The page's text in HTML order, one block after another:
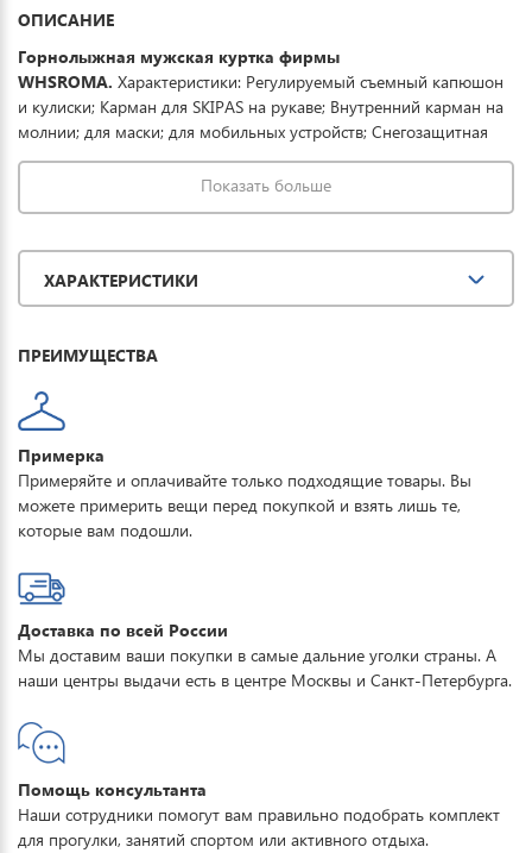
ОПИСАНИЕ
Горнолыжная мужская куртка фирмы
WHSROMA. Характеристики: Регулируемый съемный капюшон
и кулиски; Карман для SKIPAS на рукаве; Внутренний карман на
молнии; для маски; для мобильных устройств; Снегозащитная
юбка; Ветро-защитные манжеты внутри рукава; Вентиляция на
молнии.Ткань обработана водоотталкивающей пропиткой
снаружи и антибактериальной - внутри. Водонепроницаемая
снеге или ледяном дожде и оперативно отводит влагу от тела
наружу, сохраняя тепло и комфорт. Купить зимнюю спортивную
куртку можно для повседневной носки, активного отдыха,
Показать больше
ХАРАКТЕРИСТИКИ
ПРЕИМУЩЕСТВА
Примерка
Примеряйте и оплачивайте только подходящие товары. Вы
можете примерить вещи перед покупкой и взять лишь те,
которые вам подошли.
Доставка по всей России
Мы доставим ваши покупки в самые дальние уголки страны. А
наши центры выдачи есть в центре Москвы и Санкт-Петербурга.
Помощь консультанта
Наши сотрудники помогут вам правильно подобрать комплект
для прогулки, занятий спортом или активного отдыха.